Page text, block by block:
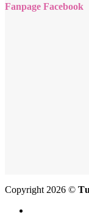
Fanpage Facebook
Copyright 2026 ©